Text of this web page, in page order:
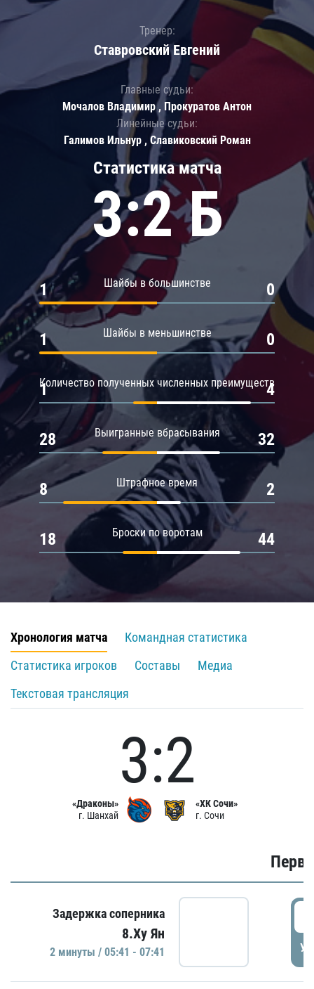
Статистика матча
3:2 Б
Шайбы в большинстве
1 0
Шайбы в меньшинстве
1 0
Количество полученных численных преимуществ
1 4
Выигранные вбрасывания
28 32
Штрафное время
8 2
Броски по воротам
18 44
Тренер:
Ставровский Евгений
Главные судьи:
Мочалов Владимир , Прокуратов Антон
Линейные судьи:
Галимов Ильнур , Славиковский Роман
Хронология матча
Командная статистика
Статистика игроков
Составы
Медиа
Текстовая трансляция
«Драконы»
г. Шанхай
3:2
«ХК Сочи»
г. Сочи
Задержка соперника
8.Ху Ян
2 минуты / 05:41 - 07:41